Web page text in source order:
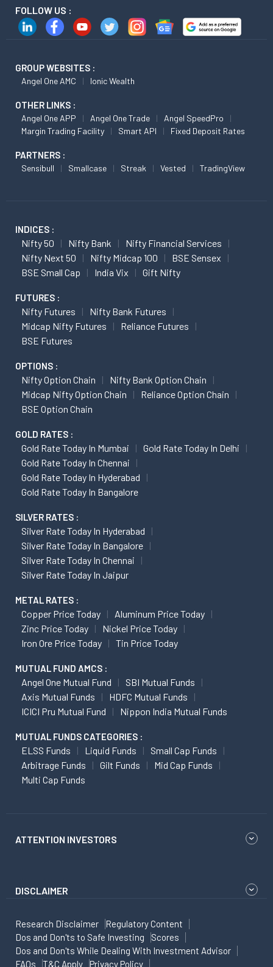
FOLLOW US :
GROUP WEBSITES :
Angel One AMC Ionic Wealth
OTHER LINKS :
Angel One APP Angel One Trade
Angel SpeedPro
Margin Trading Facility
Smart API Fixed Deposit Rates
PARTNERS :
Sensibull Smallcase Streak Vested TradingView
INDICES :
Nifty 50 Nifty Bank
Nifty Financial Services
Nifty Next 50
Nifty Midcap 100
BSE Sensex
BSE Small Cap
India Vix Gift Nifty
FUTURES :
Nifty Futures
Nifty Bank Futures
Midcap Nifty Futures
Reliance Futures
BSE Futures
OPTIONS :
Nifty Option Chain
Nifty Bank Option Chain
Midcap Nifty Option Chain
Reliance Option Chain
BSE Option Chain
GOLD RATES :
Gold Rate Today In Mumbai
Gold Rate Today In Delhi
Gold Rate Today In Chennai
Gold Rate Today In Hyderabad
Gold Rate Today In Bangalore
SILVER RATES :
Silver Rate Today In Hyderabad
Silver Rate Today In Bangalore
Silver Rate Today In Chennai
Silver Rate Today In Jaipur
METAL RATES :
Copper Price Today
Aluminum Price Today
Zinc Price Today
Nickel Price Today
Iron Ore Price Today
Tin Price Today
MUTUAL FUND AMCS :
Angel One Mutual Fund
SBI Mutual Funds
Axis Mutual Funds
HDFC Mutual Funds
ICICI Pru Mutual Fund
Nippon India Mutual Funds
MUTUAL FUNDS CATEGORIES :
ELSS Funds Liquid Funds
Small Cap Funds
Arbitrage Funds
Gilt Funds
Mid Cap Funds
Multi Cap Funds
ATTENTION INVESTORS
DISCLAIMER
Research Disclaimer
Regulatory Content
Dos and Don'ts to Safe Investing
Scores
Dos and Don'ts While Dealing With Investment Advisor
FAQs
T&C Apply Privacy Policy